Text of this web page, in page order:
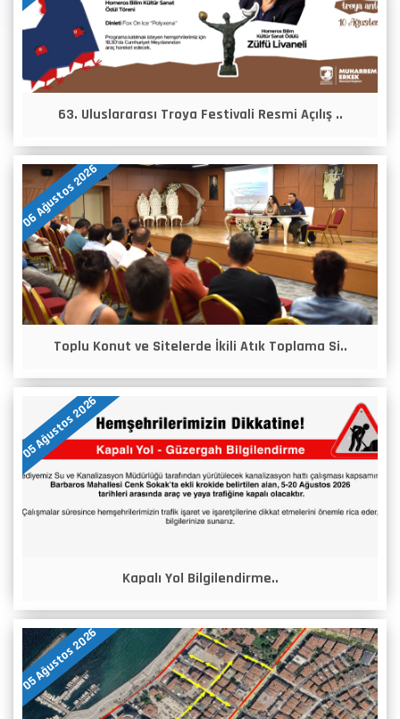
63. Uluslararası Troya Festivali Resmi Açılış ..
06 Ağustos 2026
Toplu Konut ve Sitelerde İkili Atık Toplama Si..
05 Ağustos 2026
Kapalı Yol Bilgilendirme..
05 Ağustos 2026